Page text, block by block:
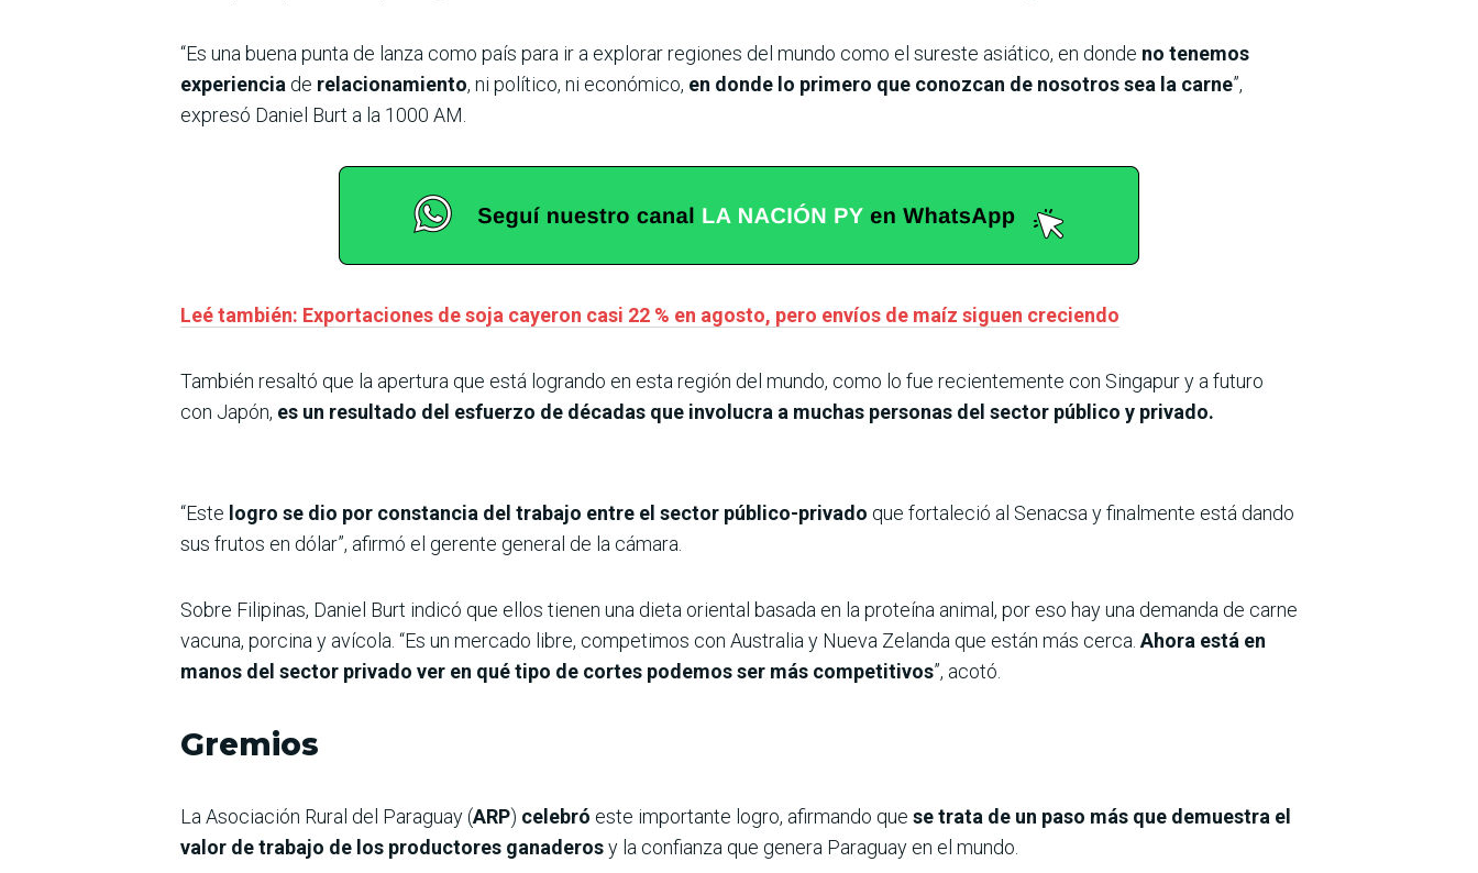
“Es una buena punta de lanza como país para ir a explorar regiones del mundo como el sureste asiático, en donde no tenemos
experiencia de relacionamiento, ni político, ni económico, en donde lo primero que conozcan de nosotros sea la carne”,
expresó Daniel Burt a la 1000 AM.
Leé también: Exportaciones de soja cayeron casi 22 % en agosto, pero envíos de maíz siguen creciendo
También resaltó que la apertura que está logrando en esta región del mundo, como lo fue recientemente con Singapur y a futuro
con Japón, es un resultado del esfuerzo de décadas que involucra a muchas personas del sector público y privado.
“Este logro se dio por constancia del trabajo entre el sector público-privado que fortaleció al Senacsa y finalmente está dando
sus frutos en dólar”, afirmó el gerente general de la cámara.
Sobre Filipinas, Daniel Burt indicó que ellos tienen una dieta oriental basada en la proteína animal, por eso hay una demanda de carne
vacuna, porcina y avícola. “Es un mercado libre, competimos con Australia y Nueva Zelanda que están más cerca. Ahora está en
manos del sector privado ver en qué tipo de cortes podemos ser más competitivos”, acotó.
Gremios
La Asociación Rural del Paraguay (ARP) celebró este importante logro, afirmando que se trata de un paso más que demuestra el
valor de trabajo de los productores ganaderosy la confianza que genera Paraguay en el mundo.